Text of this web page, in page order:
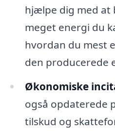
hjælpe dig med at
meget energi du
hvordan du mest
den producerede
Økonomiske
også opdaterede
tilskud og